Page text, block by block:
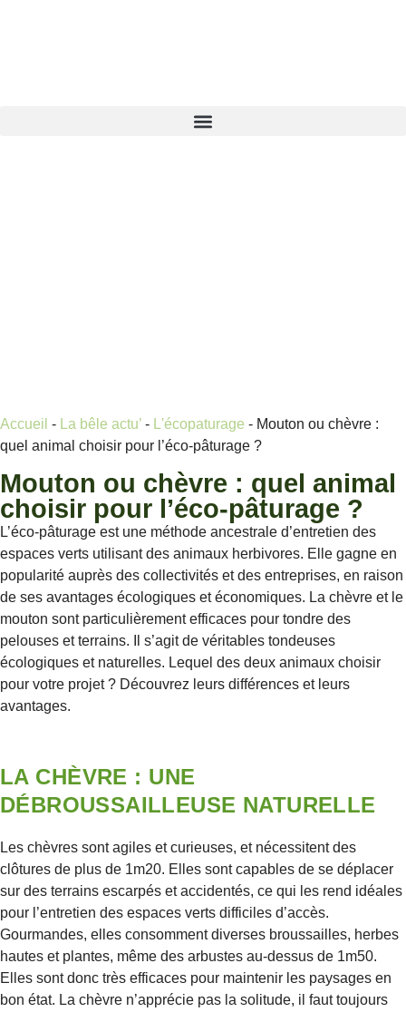
Accueil - La bêle actu’ - L'écopaturage - Mouton ou chèvre :
quel animal choisir pour l’éco-pâturage ?
Mouton ou chèvre : quel animal
choisir pour l’éco-pâturage ?
L’éco-pâturage est une méthode ancestrale d’entretien des
espaces verts utilisant des animaux herbivores. Elle gagne en
popularité auprès des collectivités et des entreprises, en raison
de ses avantages écologiques et économiques. La chèvre et le
mouton sont particulièrement efficaces pour tondre des
pelouses et terrains. Il s’agit de véritables tondeuses
écologiques et naturelles. Lequel des deux animaux choisir
pour votre projet ? Découvrez leurs différences et leurs
avantages.
LA CHÈVRE : UNE
DÉBROUSSAILLEUSE NATURELLE
Les chèvres sont agiles et curieuses, et nécessitent des
clôtures de plus de 1m20. Elles sont capables de se déplacer
sur des terrains escarpés et accidentés, ce qui les rend idéales
pour l’entretien des espaces verts difficiles d’accès.
Gourmandes, elles consomment diverses broussailles, herbes
hautes et plantes, même des arbustes au-dessus de 1m50.
Elles sont donc très efficaces pour maintenir les paysages en
bon état. La chèvre n’apprécie pas la solitude, il faut toujours